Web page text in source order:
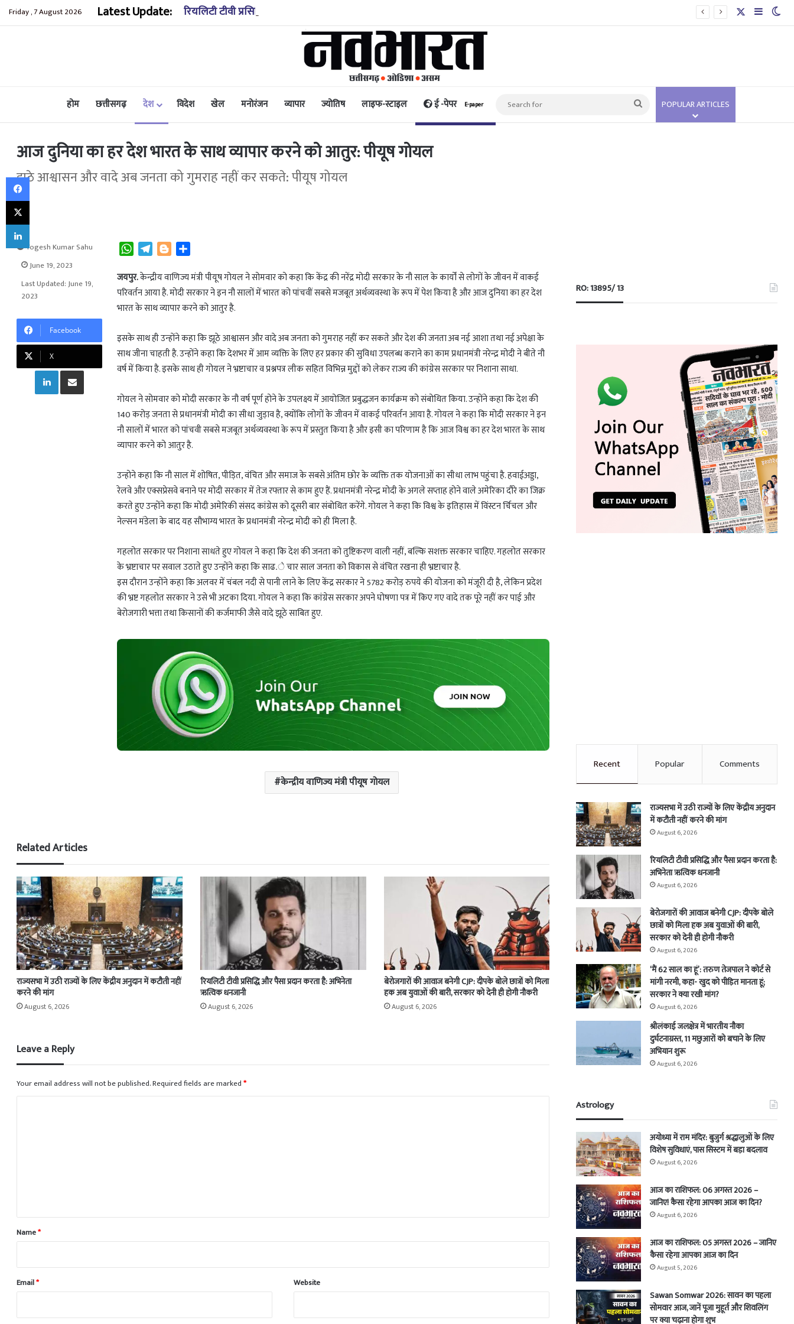
Friday , 7 August 2026 Latest Update: रियलिटी टीवी प्रसिद्धि और पैसा प्रदान करता है: अभिनेता ऋत्विक धनजानी Sidebar
होम छत्तीसगढ़ देश विदेश खेल मनोरंजन व्यापार ज्योतिष लाइफ-स्टाइल ई -पेपर E-paper
Search
for
POPULAR ARTICLES
आज दुनिया का हर देश भारत के साथ व्यापार करने को आतुर: पीयूष गोयल
झूठे आश्वासन और वादे अब जनता को गुमराह नहीं कर सकते: पीयूष गोयल
W
a
t
s
p
p
l
e
g
a
m
o
g
g
r
a
r
e
जयपुर.केन्द्रीय वाणिज्य मंत्री पीयूष गोयल ने सोमवार को कहा कि केंद्र की नरेंद्र मोदी सरकार के नौ साल के कार्यों से लोगों के जीवन में वाकई
परिवर्तन आया है. मोदी सरकार ने इन नौ सालों में भारत को पांचवीं सबसे मजबूत अर्थव्यवस्था के रूप में पेश किया है और आज दुनिया का हर देश
भारत के साथ व्यापार करने को आतुर है.
इसके साथ ही उन्होंने कहा कि झूठे आश्वासन और वादे अब जनता को गुमराह नहीं कर सकते और देश की जनता अब नई आशा तथा नई अपेक्षा के
साथ जीना चाहती है. उन्होंने कहा कि देशभर में आम व्यक्ति के लिए हर प्रकार की सुविधा उपलब्ध कराने का काम प्रधानमंत्री नरेन्द्र मोदी ने बीते नौ
वर्ष में किया है. इसके साथ ही गोयल ने भ्रष्टाचार व प्रश्नपत्र लीक सहित विभिन्न मुद्दों को लेकर राज्य की कांग्रेस सरकार पर निशाना साधा.
गोयल ने सोमवार को मोदी सरकार के नौ वर्ष पूर्ण होने के उपलक्ष्य में आयोजित प्रबुद्धजन कार्यक्रम को संबोधित किया. उन्होंने कहा कि देश की
140 करोड़ जनता से प्रधानमंत्री मोदी का सीधा जुड़ाव है, क्योंकि लोगों के जीवन में वाकई परिवर्तन आया है. गोयल ने कहा कि मोदी सरकार ने इन
नौ सालों में भारत को पांचवी सबसे मजबूत अर्थव्यवस्था के रूप में प्रस्तुत किया है और इसी का परिणाम है कि आज विश्व का हर देश भारत के साथ
व्यापार करने को आतुर है.
उन्होने कहा कि नौ साल में शोषित, पीड़ित, वंचित और समाज के सबसे अंतिम छोर के व्यक्ति तक योजनाओं का सीधा लाभ पहुंचा है. हवाईअड्डा,
रेलवे और एक्सप्रेसवे बनाने पर मोदी सरकार में तेज रफ्तार से काम हुए हैं. प्रधानमंत्री नरेन्द्र मोदी के अगले सप्ताह होने वाले अमेरिका दौरे का जिक्र
करते हुए उन्होंने कहा कि मोदी अमेरिकी संसद कांग्रेस को दूसरी बार संबोधित करेंगे. गोयल ने कहा कि विश्व के इतिहास में विंस्टन र्चिचल और
नेल्सन मंडेला के बाद यह सौभाग्य भारत के प्रधानमंत्री नरेन्द्र मोदी को ही मिला है.
गहलोत सरकार पर निशाना साधते हुए गोयल ने कहा कि देश की जनता को तुष्टिकरण वाली नहीं, बल्कि सशक्त सरकार चाहिए. गहलोत सरकार
के भ्रष्टाचार पर सवाल उठाते हुए उन्होंने कहा कि साढ.े चार साल जनता को विकास से वंचित रखना ही भ्रष्टाचार है.
इस दौरान उन्होंने कहा कि अलवर में चंबल नदी से पानी लाने के लिए केंद्र सरकार ने 5782 करोड़ रुपये की योजना को मंजूरी दी है, लेकिन प्रदेश
की भ्रष्ट गहलोत सरकार ने उसे भी अटका दिया. गोयल ने कहा कि कांग्रेस सरकार अपने घोषणा पत्र में किए गए वादे तक पूरे नहीं कर पाई और
बेरोजगारी भत्ता तथा किसानों की कर्जमाफी जैसे वादे झूठे साबित हुए.
केन्द्रीय वाणिज्य मंत्री पीयूष गोयल
Yogesh Kumar Sahu
June 19, 2023
Last Updated: June 19,
2023
Facebook
X
LinkedInShare via Email
Related Articles
राज्यसभा में उठी राज्यों के लिए केंद्रीय अनुदान में कटौती नहीं
करने की मांग
August 6, 2026
रियलिटी टीवी प्रसिद्धि और पैसा प्रदान करता है: अभिनेता
ऋत्विक धनजानी
August 6, 2026
बेरोजगारों की आवाज बनेगी CJP: दीपके बोले छात्रों को मिला
हक अब युवाओं की बारी, सरकार को देनी ही होगी नौकरी
August 6, 2026
Leave a Reply
Your email address will not be published.Required fields are marked*
*
Name*
Email* Website
RO: 13895/ 13
Recent Popular Comments
राज्यसभा में उठी राज्यों के लिए केंद्रीय अनुदान
में कटौती नहीं करने की मांग
August 6, 2026
रियलिटी टीवी प्रसिद्धि और पैसा प्रदान करता है:
अभिनेता ऋत्विक धनजानी
August 6, 2026
बेरोजगारों की आवाज बनेगी CJP: दीपके बोले
छात्रों को मिला हक अब युवाओं की बारी,
सरकार को देनी ही होगी नौकरी
August 6, 2026
‘मैं 62 साल का हूं’: तरुण तेजपाल ने कोर्ट से
मांगी नरमी, कहा- खुद को पीड़ित मानता हूं;
सरकार ने क्या रखी मांग?
August 6, 2026
श्रीलंकाई जलक्षेत्र में भारतीय नौका
दुर्घटनाग्रस्त, 11 मछुआरों को बचाने के लिए
अभियान शुरू
August 6, 2026
Astrology
अयोध्या में राम मंदिर: बुजुर्ग श्रद्धालुओं के लिए
विशेष सुविधाएं, पास सिस्टम में बड़ा बदलाव
August 6, 2026
आज का राशिफल: 06 अगस्त 2026 –
जानिए! कैसा रहेगा आपका आज का दिन?
August 6, 2026
आज का राशिफल: 05 अगस्त 2026 – जानिए
कैसा रहेगा आपका आज का दिन
August 5, 2026
Sawan Somwar 2026: सावन का पहला
सोमवार आज, जानें पूजा मुहूर्त और शिवलिंग
पर क्या चढ़ाना होगा शुभ
Facebook
X
LinkedIn